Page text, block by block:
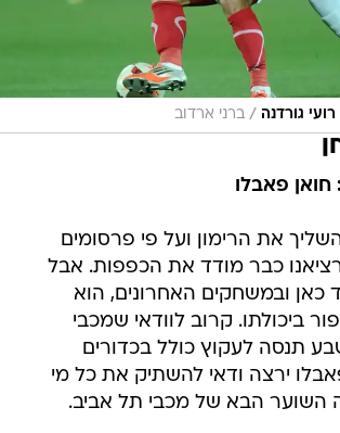
גורדנה / ברני ארדוב
פאבלו
את הרימון ועל פי פרסומים
כבר מודד את הכפפות. אבל
כאן ובמשחקים האחרונים, הוא
ביכולתו. קרוב לוודאי שמכבי
תנסה לעקוץ כולל בכדורים
ירצה ודאי להשתיק את כל מי
השוער הבא של מכבי תל אביב.